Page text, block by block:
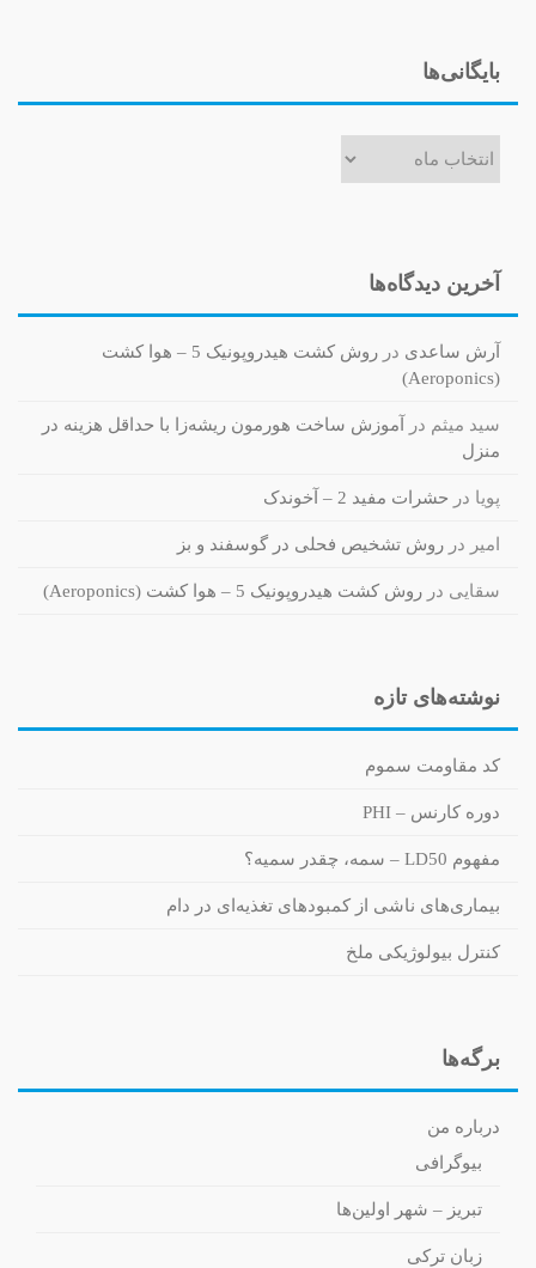
بایگانی‌ها
آخرین دیدگاه‌ها
آرش ساعدی در
روش کشت هیدروپونیک 5 – هوا کشت
(Aeroponics)
سید میثم در
آموزش ساخت هورمون ریشه‌زا با حداقل هزینه در
منزل
پویا در حشرات مفید 2 – آخوندک
امیر در روش تشخیص فحلی در گوسفند و بز
سقایی در روش کشت هیدروپونیک 5 – هوا کشت (Aeroponics)
نوشته‌های تازه
کد مقاومت سموم
دوره کارنس – PHI
مفهوم LD50 – سمه، چقدر سمیه؟
بیماری‌های ناشی از کمبودهای تغذیه‌ای در دام
کنترل بیولوژیکی ملخ
برگه‌ها
درباره من
بیوگرافی
تبریز – شهر اولین‌ها
زبان ترکی